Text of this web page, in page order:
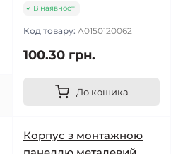
В наявності
Код товару: A0150120062
100.30 грн.
До кошика
Корпус з монтажною